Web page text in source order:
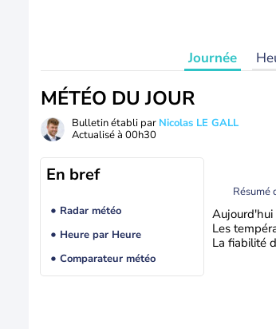
Journée
MÉTÉO DU JOUR
Bulletin établi par Nicolas LE GALL
Actualisé à 00h30
En bref
Radar météo
Heure par Heure
Comparateur météo
Résumé
Aujourd'hui
Les
La fiabilité